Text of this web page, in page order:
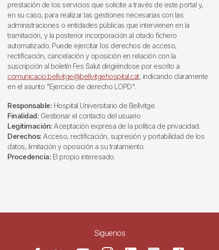
prestación de los servicios que solicite a través de este portal y,
en su caso, para realizar las gestiones necesarias con las
administraciones o entidades públicas que intervienen en la
tramitación, y la posterior incorporación al citado fichero
automatizado. Puede ejercitar los derechos de acceso,
rectificación, cancelación y oposición en relación con la
suscripción al boletín Fes Salut dirigiéndose por escrito a
comunicacio.bellvitge@bellvitgehospital.cat, indicando claramente
en el asunto "Ejercicio de derecho LOPD".
Responsable: Hospital Universitario de Bellvitge.
Finalidad: Gestionar el contacto del usuario
Legitimación: Aceptación expresa de la política de privacidad.
Derechos: Acceso, rectificación, supresión y portabilidad de los
datos, limitación y oposición a su tratamiento.
Procedencia: El propio interesado.
Siguenos